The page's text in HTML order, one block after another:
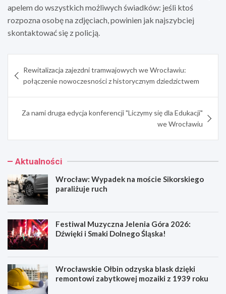
apelem do wszystkich możliwych świadków: jeśli ktoś
rozpozna osobę na zdjęciach, powinien jak najszybciej
skontaktować się z policją.
wpisu
Rewitalizacja zajezdni tramwajowych we Wrocławiu:
połączenie nowoczesności z historycznym dziedzictwem
Za nami druga edycja konferencji "Liczymy się dla Edukacji"
we Wrocławiu
Aktualności
Wrocław: Wypadek na moście Sikorskiego
paraliżuje ruch
Festiwal Muzyczna Jelenia Góra 2026:
Dźwięki i Smaki Dolnego Śląska!
Wrocławskie Ołbin odzyska blask dzięki
remontowi zabytkowej mozaiki z 1939 roku